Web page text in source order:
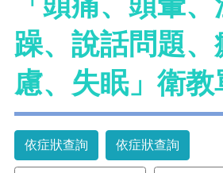
躁、說話問題
慮、失眠」衛教
依症狀查詢 依症狀查詢